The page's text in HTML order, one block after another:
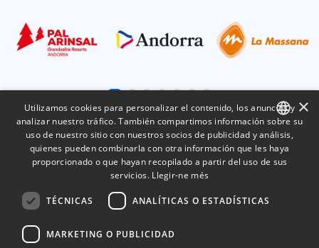
CATALAN
×
Utilizamos cookies para personalizar el contenido, los anuncios y
analizar nuestro tráfico. También compartimos información sobre su
uso de nuestro sitio con nuestros socios de publicidad y análisis,
quienes pueden combinarla con otra información que les haya
proporcionado o que hayan recopilado a partir del uso de sus
servicios. Llegir-ne més
TÉCNICAS ANALÍTICAS O ESTADÍSTICAS
MARKETING O PUBLICIDAD